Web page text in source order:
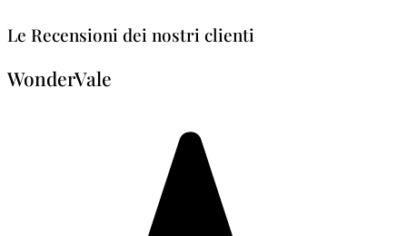
Le Recensioni dei nostri clienti
WonderVale